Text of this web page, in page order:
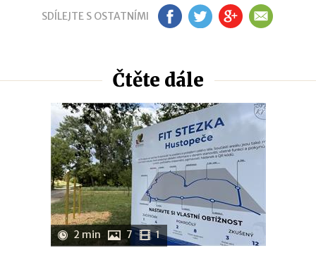
SDÍLEJTE S OSTATNÍMI FB TW GP EM
Čtěte dále
2 min 7 1